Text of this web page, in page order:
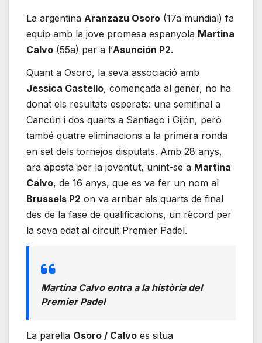
La argentina Aranzazu Osoro (17a mundial) fa
equip amb la jove promesa espanyola Martina
Calvo (55a) per a l’Asunción P2.
Quant a Osoro, la seva associació amb
Jessica Castello, començada al gener, no ha
donat els resultats esperats: una semifinal a
Cancún i dos quarts a Santiago i Gijón, però
també quatre eliminacions a la primera ronda
en set dels tornejos disputats. Amb 28 anys,
ara aposta per la joventut, unint-se a Martina
Calvo, de 16 anys, que es va fer un nom al
Brussels P2 on va arribar als quarts de final
des de la fase de qualificacions, un rècord per
la seva edat al circuit Premier Padel.
Martina Calvo entra a la història del
Premier Padel
La parella Osoro / Calvo es situa